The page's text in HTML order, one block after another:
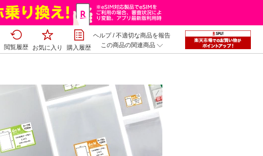
閲覧履歴 お気に入り 購入履歴
ヘルプ/不適切な商品を報告
この商品の関連商品